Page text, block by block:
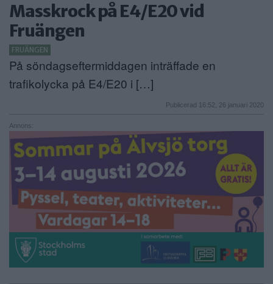
Masskrock på E4/E20 vid
Fruängen
FRUÄNGEN
På söndagseftermiddagen inträffade en
trafikolycka på E4/E20 i […]
Publicerad 16:52, 26 januari 2020
Annons: